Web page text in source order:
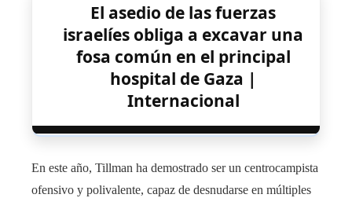
El asedio de las fuerzas
israelíes obliga a excavar una
fosa común en el principal
hospital de Gaza |
Internacional
En este año, Tillman ha demostrado ser un centrocampista
ofensivo y polivalente, capaz de desnudarse en múltiples